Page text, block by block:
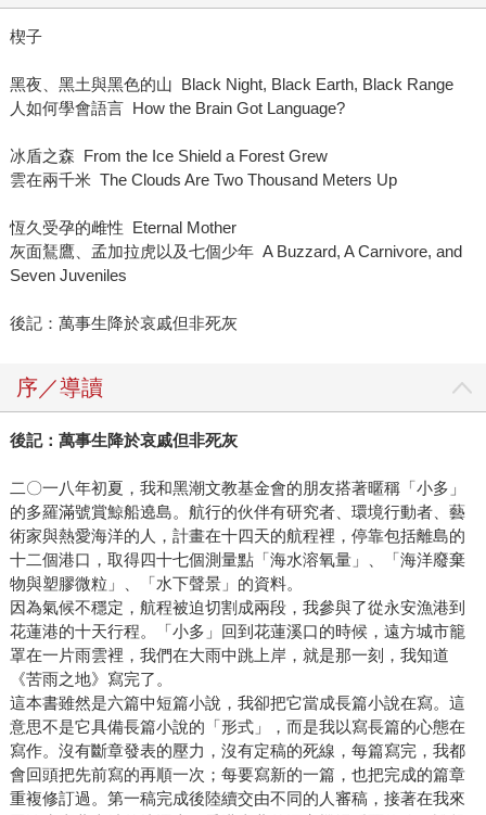
楔子
黑夜、黑土與黑色的山 Black Night, Black Earth, Black Range
人如何學會語言 How the Brain Got Language?
冰盾之森 From the Ice Shield a Forest Grew
雲在兩千米 The Clouds Are Two Thousand Meters Up
恆久受孕的雌性 Eternal Mother
灰面鵟鷹、孟加拉虎以及七個少年 A Buzzard, A Carnivore, and
Seven Juveniles
後記：萬事生降於哀戚但非死灰
序／導讀
後記：萬事生降於哀戚但非死灰
二〇一八年初夏，我和黑潮文教基金會的朋友搭著暱稱「小多」
的多羅滿號賞鯨船遶島。航行的伙伴有研究者、環境行動者、藝
術家與熱愛海洋的人，計畫在十四天的航程裡，停靠包括離島的
十二個港口，取得四十七個測量點「海水溶氧量」、「海洋廢棄
物與塑膠微粒」、「水下聲景」的資料。
因為氣候不穩定，航程被迫切割成兩段，我參與了從永安漁港到
花蓮港的十天行程。「小多」回到花蓮溪口的時候，遠方城市籠
罩在一片雨雲裡，我們在大雨中跳上岸，就是那一刻，我知道
《苦雨之地》寫完了。
這本書雖然是六篇中短篇小說，我卻把它當成長篇小說在寫。這
意思不是它具備長篇小說的「形式」，而是我以寫長篇的心態在
寫作。沒有斷章發表的壓力，沒有定稿的死線，每篇寫完，我都
會回頭把先前寫的再順一次；每要寫新的一篇，也把完成的篇章
重複修訂過。第一稿完成後陸續交由不同的人審稿，接著在我來